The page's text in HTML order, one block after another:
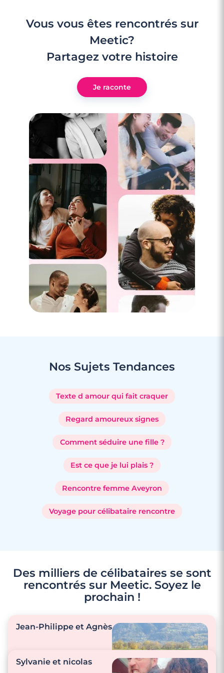
Vous vous êtes rencontrés sur
Meetic?
Partagez votre histoire
Je raconte
Nos Sujets Tendances
Texte d amour qui fait craquer
Regard amoureux signes
Comment séduire une fille ?
Est ce que je lui plais ?
Rencontre femme Aveyron
Voyage pour célibataire rencontre
Des milliers de célibataires se sont
rencontrés sur Meetic. Soyez le
prochain !
Jean-Philippe et Agnès
Sylvanie et nicolas